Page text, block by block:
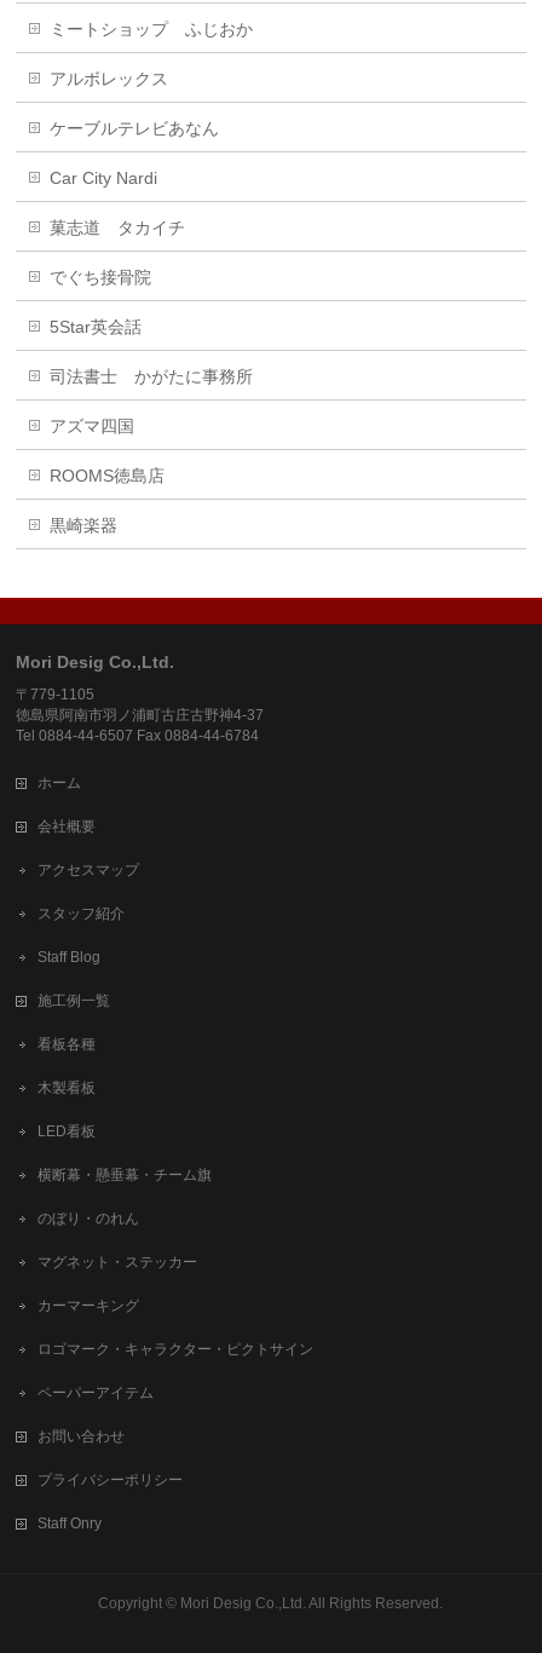
ミートショップ ふじおか
アルボレックス
ケーブルテレビあなん
Car City Nardi
菓志道 タカイチ
でぐち接骨院
5Star英会話
司法書士 かがたに事務所
アズマ四国
ROOMS徳島店
黒崎楽器
Mori Desig Co.,Ltd.
〒779-1105
徳島県阿南市羽ノ浦町古庄古野神4-37
Tel 0884-44-6507 Fax 0884-44-6784
ホーム
会社概要
アクセスマップ
スタッフ紹介
Staff Blog
施工例一覧
看板各種
木製看板
LED看板
横断幕・懸垂幕・チーム旗
のぼり・のれん
マグネット・ステッカー
カーマーキング
ロゴマーク・キャラクター・ピクトサイン
ペーパーアイテム
お問い合わせ
プライバシーポリシー
Staff Onry
Copyright © Mori Desig Co.,Ltd. All Rights Reserved.